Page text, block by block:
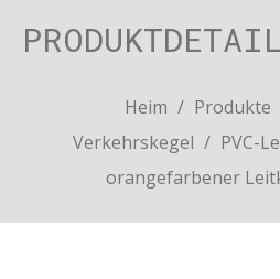
PRODUKTDETAIL
Heim / Produkte
Verkehrskegel / PVC-
orangefarbener